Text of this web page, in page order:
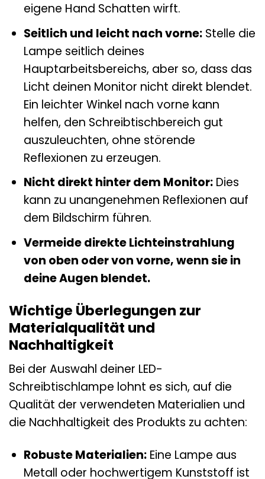
eigene Hand Schatten wirft.
Seitlich und leicht nach vorne:Stelle die
Lampe seitlich deines
Hauptarbeitsbereichs, aber so, dass das
Licht deinen Monitor nicht direkt blendet.
Ein leichter Winkel nach vorne kann
helfen, den Schreibtischbereich gut
auszuleuchten, ohne störende
Reflexionen zu erzeugen.
Nicht direkt hinter dem Monitor:Dies
kann zu unangenehmen Reflexionen auf
dem Bildschirm führen.
Vermeide direkte Lichteinstrahlung
von oben oder von vorne, wenn sie in
deine Augen blendet.
Wichtige Überlegungen zur
Materialqualität und
Nachhaltigkeit
Bei der Auswahl deiner LED-
Schreibtischlampe lohnt es sich, auf die
Qualität der verwendeten Materialien und
die Nachhaltigkeit des Produkts zu achten:
Robuste Materialien:Eine Lampe aus
Metall oder hochwertigem Kunststoff ist